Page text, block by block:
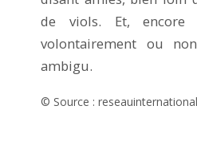
de viols. Et, encore
volontairement ou
ambigu.
© Source :